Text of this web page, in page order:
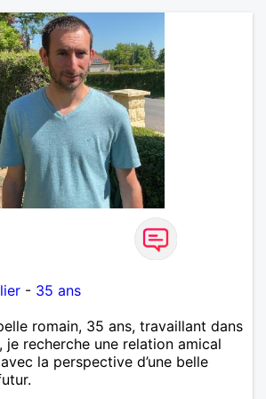
et laissons l’avenir nous guider
- 35 ans
romain, 35 ans, travaillant dans
je recherche une relation amical
la perspective d’une belle